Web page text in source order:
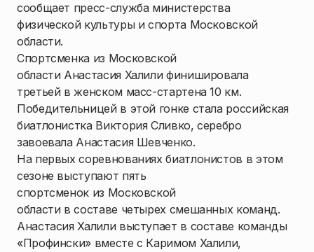
сообщает пресс-служба министерства
физической культуры и спорта Московской
области.
Спортсменка из Московской
области Анастасия Халили финишировала
третьей в женском масс-стартена 10 км.
Победительницей в этой гонке стала российская
биатлонистка Виктория Сливко, серебро
завоевала Анастасия Шевченко.
На первых соревнованиях биатлонистов в этом
сезоне выступают пять
спортсменок из Московской
областив составе четырех смешанных команд.
Анастасия Халили выступает в составе команды
«Профински» вместе с Каримом Халили,